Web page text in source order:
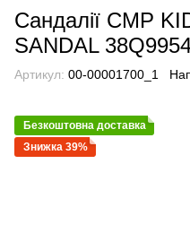
Сандалії CMP
SANDAL
Артикул: 00-00001700_1
Безкоштовна доставка
Знижка 39%